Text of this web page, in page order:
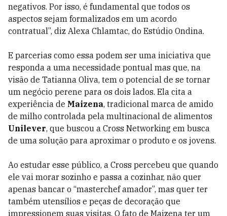
negativos. Por isso, é fundamental que todos os
aspectos sejam formalizados em um acordo
contratual”, diz Alexa Chlamtac, do Estúdio Ondina.
E parcerias como essa podem ser uma iniciativa que
responda a uma necessidade pontual mas que, na
visão de Tatianna Oliva, tem o potencial de se tornar
um negócio perene para os dois lados. Ela cita a
experiência de Maizena, tradicional marca de amido
de milho controlada pela multinacional de alimentos
Unilever, que buscou a Cross Networking em busca
de uma solução para aproximar o produto e os jovens.
Ao estudar esse público, a Cross percebeu que quando
ele vai morar sozinho e passa a cozinhar, não quer
apenas bancar o “masterchef amador”, mas quer ter
também utensílios e peças de decoração que
impressionem suas visitas. O fato de Maizena ter um